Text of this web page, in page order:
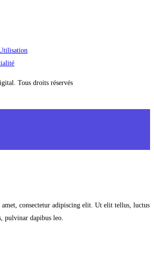
Tous droits réservés
consectetur adipiscing elit. Ut elit tellus, luctus
pulvinar dapibus leo.